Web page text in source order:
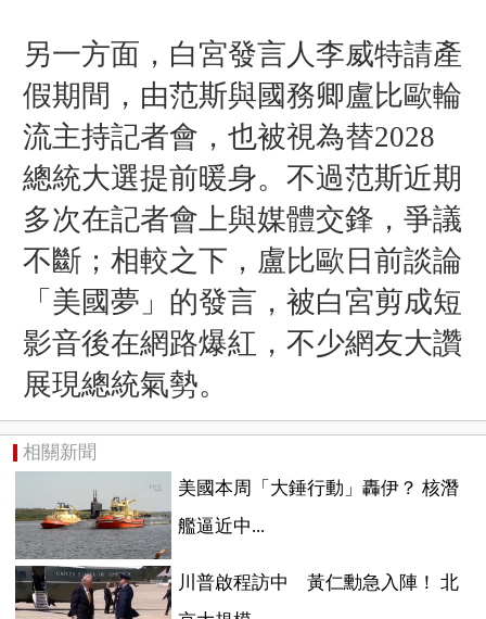
另一方面，白宮發言人李威特請產
假期間，由范斯與國務卿盧比歐輪
流主持記者會，也被視為替2028
總統大選提前暖身。不過范斯近期
多次在記者會上與媒體交鋒，爭議
不斷；相較之下，盧比歐日前談論
「美國夢」的發言，被白宮剪成短
影音後在網路爆紅，不少網友大讚
展現總統氣勢。
相關新聞
美國本周「大錘行動」轟伊？ 核潛
艦逼近中...
川普啟程訪中 黃仁勳急入陣！ 北